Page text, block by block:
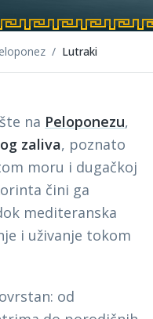
/ Lutraki
na Peloponezu,
zaliva, poznato
moru i dugačkoj
čini ga
mediteranska
i uživanje tokom
od